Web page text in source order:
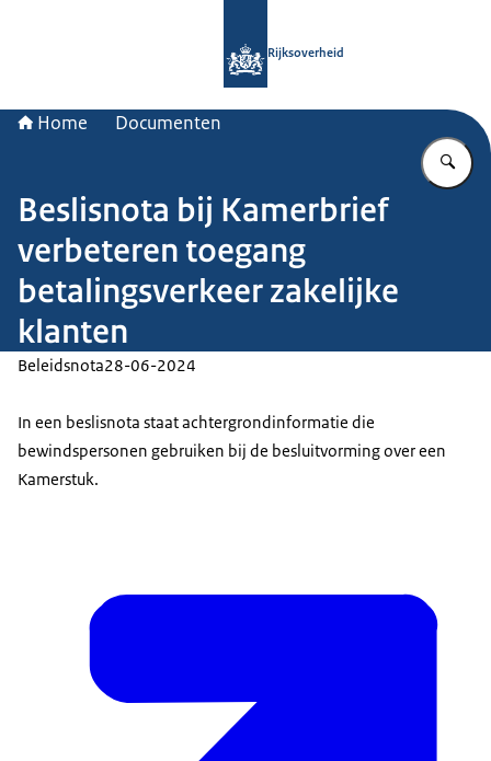
Rijksoverheid
Home Documenten
Beslisnota bij Kamerbrief
verbeteren toegang
betalingsverkeer zakelijke
klanten
Beleidsnota28-06-2024
In een beslisnota staat achtergrondinformatie die
bewindspersonen gebruiken bij de besluitvorming over een
Kamerstuk.